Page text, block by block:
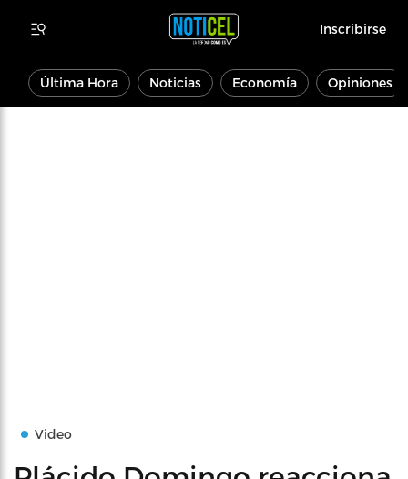
Inscribirse
Última Hora Noticias Economía Opiniones
Video